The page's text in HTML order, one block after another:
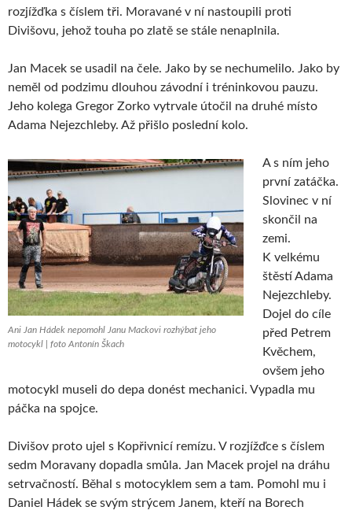
rozjížďka s číslem tři. Moravané v ní nastoupili proti
Divišovu, jehož touha po zlatě se stále nenaplnila.
Jan Macek se usadil na čele. Jako by se nechumelilo. Jako by
neměl od podzimu dlouhou závodní i tréninkovou pauzu.
Jeho kolega Gregor Zorko vytrvale útočil na druhé místo
Adama Nejezchleby. Až přišlo poslední kolo.
Ani Jan Hádek nepomohl Janu Mackovi rozhýbat jeho
motocykl | foto Antonín Škach
A s ním jeho
první zatáčka.
Slovinec v ní
skončil na
zemi.
K velkému
štěstí Adama
Nejezchleby.
Dojel do cíle
před Petrem
Kvěchem,
ovšem jeho
motocykl museli do depa donést mechanici. Vypadla mu
páčka na spojce.
Divišov proto ujel s Kopřivnicí remízu. V rozjížďce s číslem
sedm Moravany dopadla smůla. Jan Macek projel na dráhu
setrvačností. Běhal s motocyklem sem a tam. Pomohl mu i
Daniel Hádek se svým strýcem Janem, kteří na Borech